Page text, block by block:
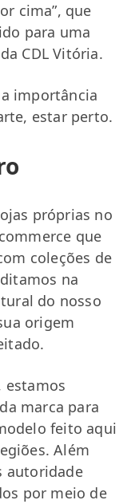
cima”, que
para uma
CDL Vitória.
importância
estar perto.
próprias no
que
coleções de
na
do nosso
origem
estamos
marca para
feito aqui
Além
autoridade
por meio de